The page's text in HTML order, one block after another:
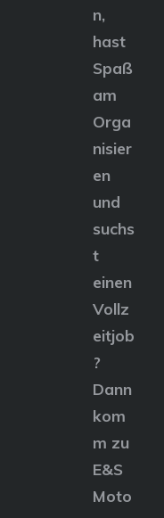
n,
hast
Spaß
am
Orga
nisier
en
und
suchs
t
einen
Vollz
eitjob
?
Dann
kom
m zu
E&S
Moto